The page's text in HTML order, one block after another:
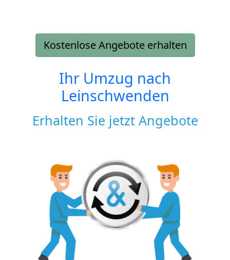
Kostenlose Angebote erhalten
Ihr Umzug nach
Leinschwenden
Erhalten Sie jetzt Angebote